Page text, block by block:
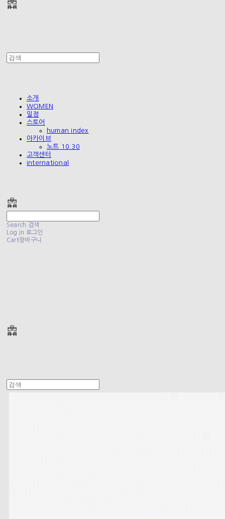
소개
WOMEN
일정
스토어
human index
아카이브
노트 10.30
고객센터
international
Search 검색
Log In 로그인
Cart장바구니